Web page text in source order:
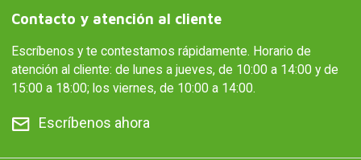
Contacto y atención al cliente
Escríbenos y te contestamos rápidamente. Horario de
atención al cliente: de lunes a jueves, de 10:00 a 14:00 y de
15:00 a 18:00; los viernes, de 10:00 a 14:00.
Escríbenos ahora